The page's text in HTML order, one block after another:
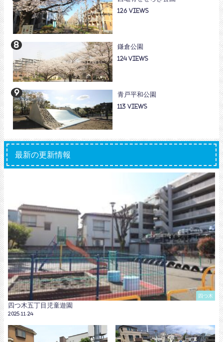
126
鎌倉公園
124
青戸平和公園
113
最新の更新情報
四つ木
四つ木五丁目児童遊園
2025.11.24